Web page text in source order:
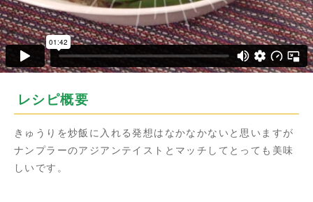
レシピ概要
きゅうりを炒飯に入れる発想はなかなかないと思いますが
ナンプラーのアジアンテイストとマッチしてとっても美味
しいです。